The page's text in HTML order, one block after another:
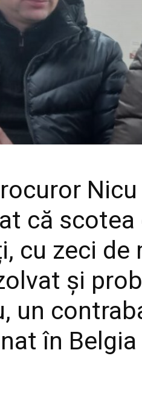
Nicu
că
cu zeci de
și
un
în Belgia